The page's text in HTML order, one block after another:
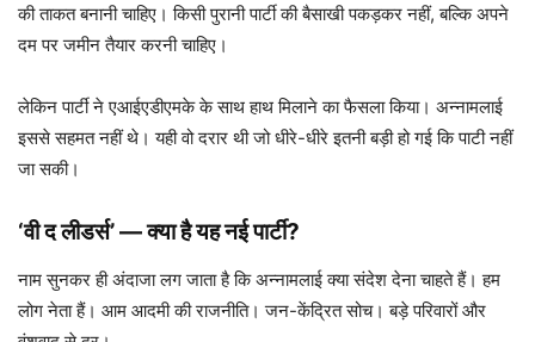
की ताकत बनानी चाहिए। किसी पुरानी पार्टी की बैसाखी पकड़कर नहीं, बल्कि अपने
दम पर जमीन तैयार करनी चाहिए।
लेकिन पार्टी ने एआईएडीएमके के साथ हाथ मिलाने का फैसला किया। अन्नामलाई
इससे सहमत नहीं थे। यही वो दरार थी जो धीरे-धीरे इतनी बड़ी हो गई कि पाटी नहीं
जा सकी।
‘वी द लीडर्स’ — क्या है यह नई पार्टी?
नाम सुनकर ही अंदाजा लग जाता है कि अन्नामलाई क्या संदेश देना चाहते हैं। हम
लोग नेता हैं। आम आदमी की राजनीति। जन-केंद्रित सोच। बड़े परिवारों और